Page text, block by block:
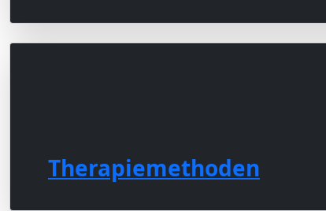
Therapiemethoden